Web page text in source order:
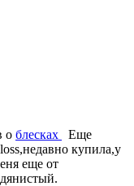
о блесках
Еще
купила,у
еще от